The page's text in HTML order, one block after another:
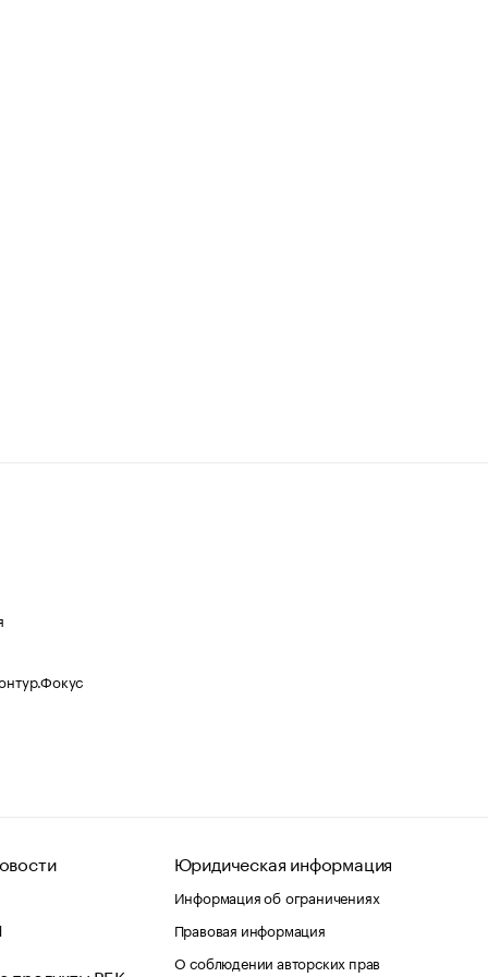
Юридическая информация
Информация об ограничениях
Правовая информация
О соблюдении авторских прав